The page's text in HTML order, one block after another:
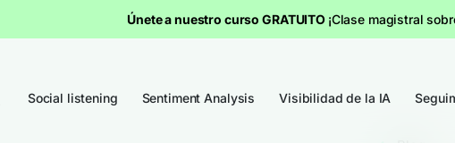
Únete a nuestro curso GRATUITO ¡Clase magistral
Social listening Sentiment Analysis Visibilidad de la IA